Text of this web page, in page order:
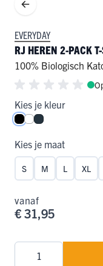
EVERYDAY
RJ HEREN 2-PACK
100% Biologisch
Kies je kleur
Zwart
WitNavy
Kies je maat
S M L XL
vanaf
€ 31,95